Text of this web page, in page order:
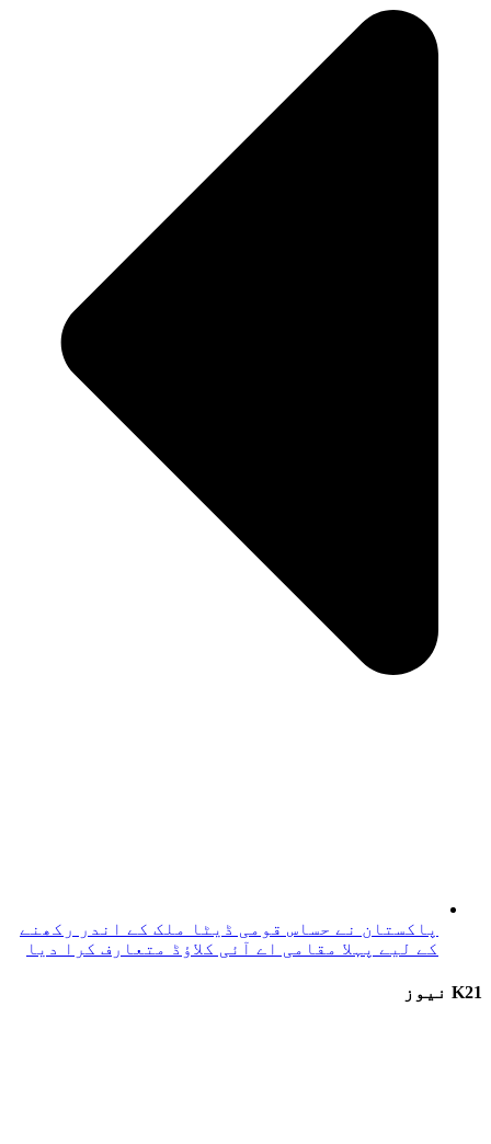
پاکستان نے حساس قومی ڈیٹا ملک کے اندر رکھنے
کے لیے پہلا مقامی اے آئی کلاؤڈ متعارف کرا دیا
K21 نیوز